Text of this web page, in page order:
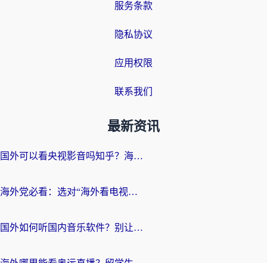
服务条款
隐私协议
应用权限
联系我们
最新资讯
国外可以看央视影音吗知乎？海外党亲测有效的回国加速方案
海外党必看：选对“海外看电视剧软件”，再也不用愁国内剧刷不了
国外如何听国内音乐软件？别让地域限制，断了你的中文歌单